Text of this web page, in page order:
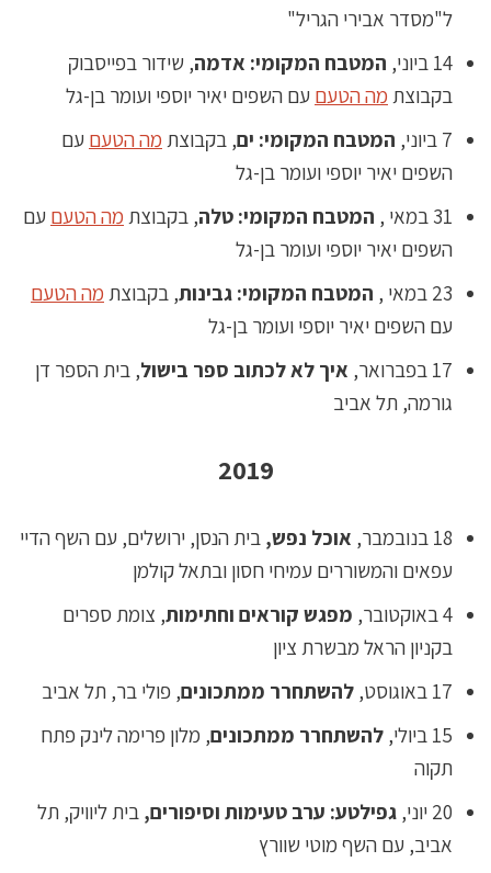
ל"מסדר אבירי הגריל"
14 ביוני,
המטבח המקומי: אדמה, שידור בפייסבוק
בקבוצת מה הטעם עם השפים יאיר יוספי ועומר בן-גל
7 ביוני,
המטבח המקומי: ים, בקבוצת מה הטעם עם
השפים יאיר יוספי ועומר בן-גל
31 במאי ,
המטבח המקומי: טלה, בקבוצת מה הטעם עם
השפים יאיר יוספי ועומר בן-גל
23 במאי ,
המטבח המקומי: גבינות, בקבוצת מה הטעם
עם השפים יאיר יוספי ועומר בן-גל
17 בפברואר,
איך לא לכתוב ספר בישול, בית הספר דן
גורמה, תל אביב
2019
18 בנובמבר, אוכל נפש, בית הנסן, ירושלים, עם השף הדיי
עפאים והמשוררים עמיחי חסון ובתאל קולמן
4 באוקטובר,
מפגש קוראים וחתימות, צומת ספרים
בקניון הראל מבשרת ציון
17 באוגוסט,
להשתחרר ממתכונים, פולי בר, תל אביב
15 ביולי,
להשתחרר ממתכונים, מלון פרימה לינק פתח
תקוה
20 יוני,
גפילטע: ערב טעימות וסיפורים, בית ליוויק, תל
אביב, עם השף מוטי שוורץ